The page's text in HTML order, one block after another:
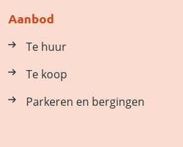
Aanbod
Te huur
Te koop
Parkeren en bergingen